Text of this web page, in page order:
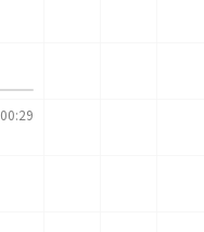
00:29